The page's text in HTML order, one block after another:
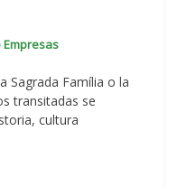
Sagrada Família o la
transitadas se
cultura